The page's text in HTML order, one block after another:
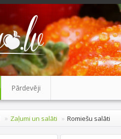
Pārdevēji
Zaļumi un salāti Romiešu salāti